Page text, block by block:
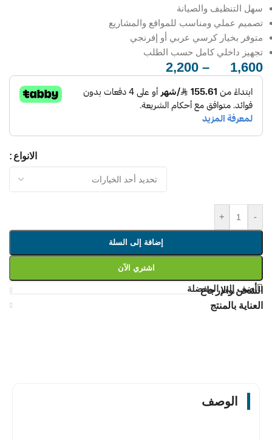
سهل التنظيف والصيانة
تصميم عملي ومناسب للمواقع والمشاريع
متوفر بخيار كرسي عربي أو إفرنجي
تجهيز داخلي كامل حسب الطلب
1,600
–
2,200
الانواع
-
+
إضافة إلى السلة
اشتري الآن
أضف إلى المفضلة
الشحن والإرجاع
العناية بالمنتج
الوصف